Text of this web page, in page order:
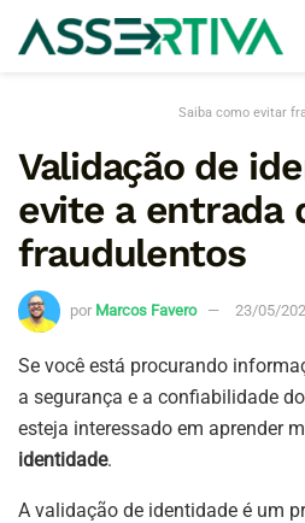
Saiba como evitar
Validação de
evite a entrada
fraudulentos
por Marcos Favero 23/05/
Se você está procurando
a segurança e a confiabilidade
esteja interessado em aprender
identidade.
A validação de identidade é um